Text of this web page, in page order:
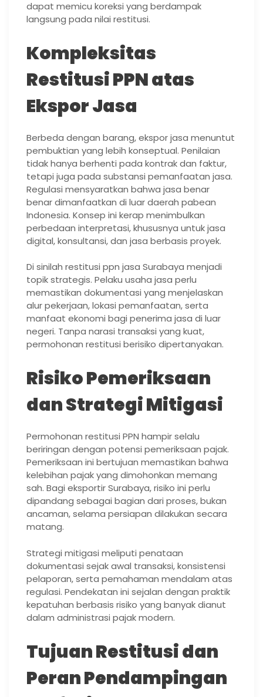
dapat memicu koreksi yang berdampak
langsung pada nilai restitusi.
Kompleksitas
Restitusi PPN atas
Ekspor Jasa
Berbeda dengan barang, ekspor jasa menuntut
pembuktian yang lebih konseptual. Penilaian
tidak hanya berhenti pada kontrak dan faktur,
tetapi juga pada substansi pemanfaatan jasa.
Regulasi mensyaratkan bahwa jasa benar
benar dimanfaatkan di luar daerah pabean
Indonesia. Konsep ini kerap menimbulkan
perbedaan interpretasi, khususnya untuk jasa
digital, konsultansi, dan jasa berbasis proyek.
Di sinilah restitusi ppn jasa Surabaya menjadi
topik strategis. Pelaku usaha jasa perlu
memastikan dokumentasi yang menjelaskan
alur pekerjaan, lokasi pemanfaatan, serta
manfaat ekonomi bagi penerima jasa di luar
negeri. Tanpa narasi transaksi yang kuat,
permohonan restitusi berisiko dipertanyakan.
Risiko Pemeriksaan
dan Strategi Mitigasi
Permohonan restitusi PPN hampir selalu
beriringan dengan potensi pemeriksaan pajak.
Pemeriksaan ini bertujuan memastikan bahwa
kelebihan pajak yang dimohonkan memang
sah. Bagi eksportir Surabaya, risiko ini perlu
dipandang sebagai bagian dari proses, bukan
ancaman, selama persiapan dilakukan secara
matang.
Strategi mitigasi meliputi penataan
dokumentasi sejak awal transaksi, konsistensi
pelaporan, serta pemahaman mendalam atas
regulasi. Pendekatan ini sejalan dengan praktik
kepatuhan berbasis risiko yang banyak dianut
dalam administrasi pajak modern.
Tujuan Restitusi dan
Peran Pendampingan